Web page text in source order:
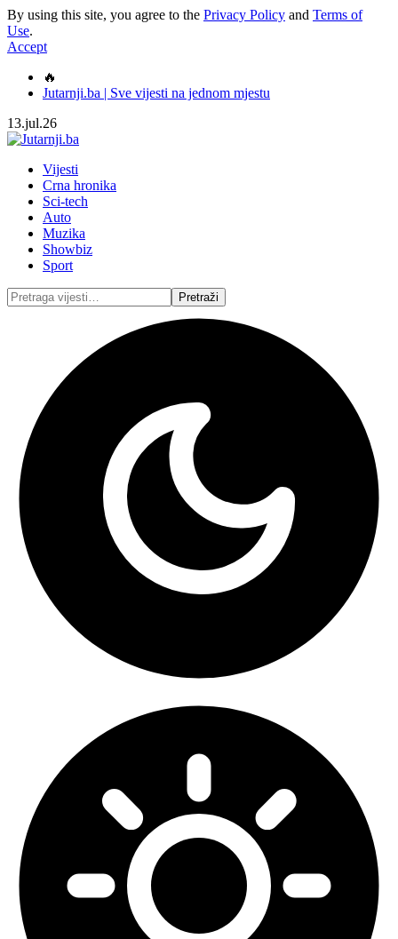
By using this site, you agree to the Privacy Policy and Terms of
Use.
Accept
🔥
Jutarnji.ba | Sve vijesti na jednom mjestu
13.jul.26
Vijesti
Crna hronika
Sci-tech
Auto
Muzika
Showbiz
Sport